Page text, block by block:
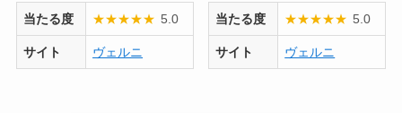
当たる度 ★★★★★ 5.0
サイト ヴェルニ
当たる度 ★★★★★ 5.0
サイト ヴェルニ